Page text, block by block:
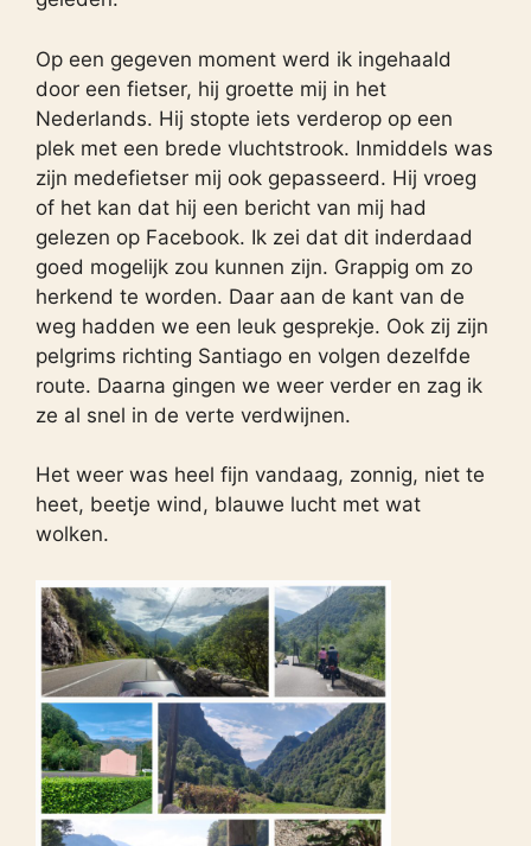
Op een gegeven moment werd ik ingehaald
door een fietser, hij groette mij in het
Nederlands. Hij stopte iets verderop op een
plek met een brede vluchtstrook. Inmiddels was
zijn medefietser mij ook gepasseerd. Hij vroeg
of het kan dat hij een bericht van mij had
gelezen op Facebook. Ik zei dat dit inderdaad
goed mogelijk zou kunnen zijn. Grappig om zo
herkend te worden. Daar aan de kant van de
weg hadden we een leuk gesprekje. Ook zij zijn
pelgrims richting Santiago en volgen dezelfde
route. Daarna gingen we weer verder en zag ik
ze al snel in de verte verdwijnen.
Het weer was heel fijn vandaag, zonnig, niet te
heet, beetje wind, blauwe lucht met wat
wolken.